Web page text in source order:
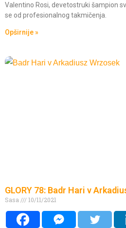
Valentino Rosi, devetostruki šampion
se od profesionalnog takmičenja.
Opširnije »
GLORY 78: Badr Hari v
Sasa 10/11/2021